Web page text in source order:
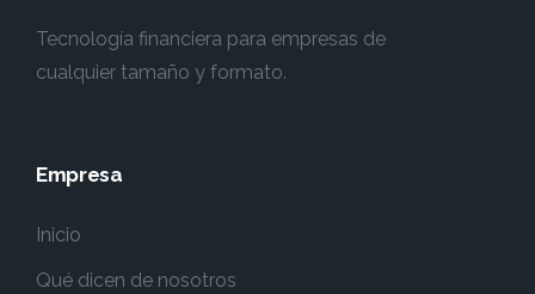
Tecnología financiera para empresas de
cualquier tamaño y formato.
Empresa
Inicio
Qué dicen de nosotros